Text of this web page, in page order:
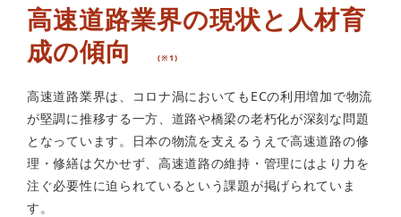
高速道路業界の現状と人材育
成の傾向
(※1)
高速道路業界は、コロナ渦においてもECの利用増加で物流
が堅調に推移する一方、道路や橋梁の老朽化が深刻な問題
となっています。日本の物流を支えるうえで高速道路の修
理・修繕は欠かせず、高速道路の維持・管理にはより力を
注ぐ必要性に迫られているという課題が掲げられていま
す。